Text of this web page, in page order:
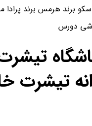
برند هرمس برند پرادا
دورس
تیشرت